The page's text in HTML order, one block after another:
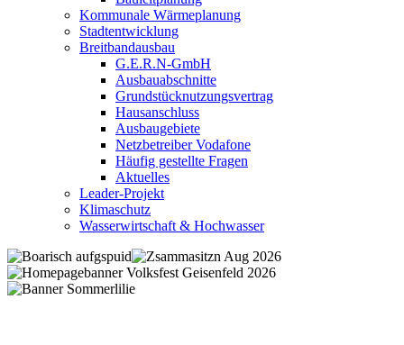
Kommunale Wärmeplanung
Stadtentwicklung
Breitbandausbau
G.E.R.N-GmbH
Ausbauabschnitte
Grundstücknutzungsvertrag
Hausanschluss
Ausbaugebiete
Netzbetreiber Vodafone
Häufig gestellte Fragen
Aktuelles
Leader-Projekt
Klimaschutz
Wasserwirtschaft & Hochwasser